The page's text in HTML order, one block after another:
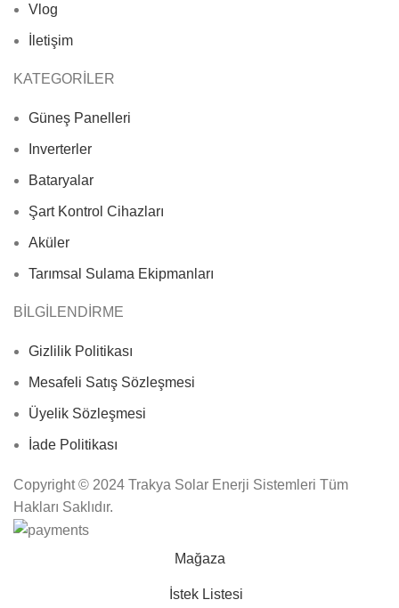
Vlog
İletişim
KATEGORİLER
Güneş Panelleri
Inverterler
Bataryalar
Şart Kontrol Cihazları
Aküler
Tarımsal Sulama Ekipmanları
BİLGİLENDİRME
Gizlilik Politikası
Mesafeli Satış Sözleşmesi
Üyelik Sözleşmesi
İade Politikası
Copyright © 2024 Trakya Solar Enerji Sistemleri Tüm
Hakları Saklıdır.
Mağaza
İstek Listesi